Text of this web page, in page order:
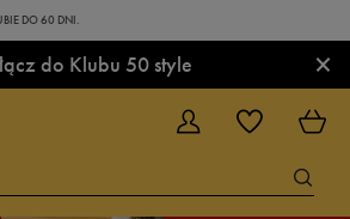
DO 60 DNI.
do Klubu 50 style ×